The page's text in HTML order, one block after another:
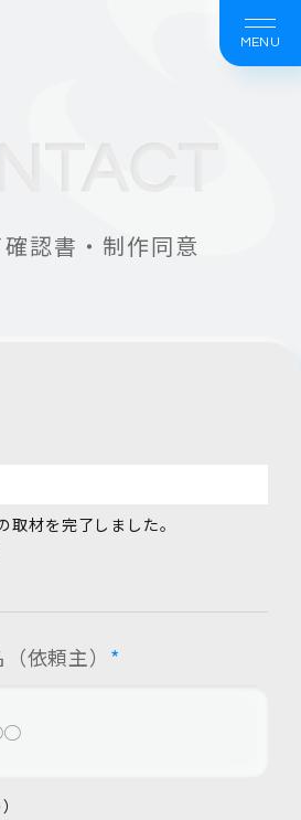
MENU
認書・制作同意
取材を完了しました。
（依頼主） *